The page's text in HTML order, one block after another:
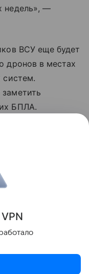
недель», —
ВСУ еще будет
дронов в местах
систем.
БПЛА.
VPN